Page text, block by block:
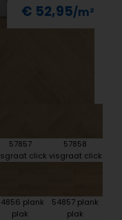
€ 52,95
57857
click
57858
visgraat click
plank
plak
54857 plank
plak